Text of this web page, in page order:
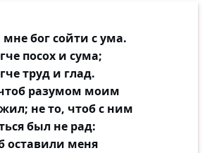
бог сойти с ума.
посох и сума;
труд и глад.
разумом моим
не то, чтоб с ним
был не рад:
оставили меня